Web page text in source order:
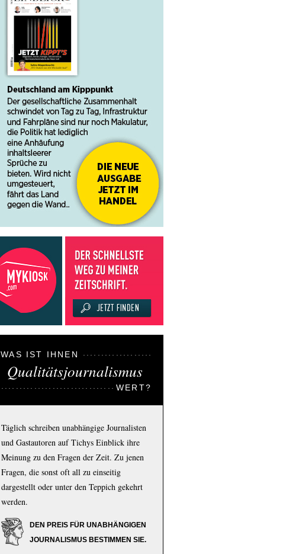
WAS IST IHNEN
Qualitätsjournalismus
WERT?
Täglich schreiben unabhängige Journalisten
und Gastautoren auf Tichys Einblick ihre
Meinung zu den Fragen der Zeit. Zu jenen
Fragen, die sonst oft all zu einseitig
dargestellt oder unter den Teppich gekehrt
werden.
DEN PREIS FÜR UNABHÄNGIGEN
JOURNALISMUS BESTIMMEN SIE.